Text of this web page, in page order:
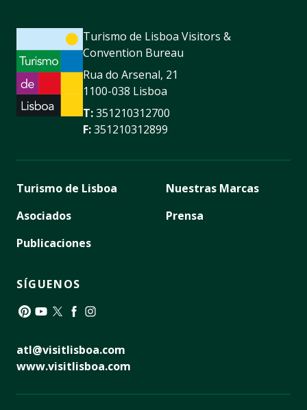
Turismo de Lisboa Visitors &
Convention Bureau
Rua do Arsenal, 21
1100-038 Lisboa
T:351210312700
F:351210312899
Turismo de Lisboa
Asociados
Publicaciones
Nuestras Marcas
Prensa
SÍGUENOS
atl@visitlisboa.com
www.visitlisboa.com